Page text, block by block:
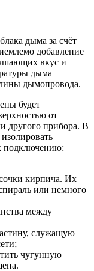
дыма за счёт
добавление
вкус и
дыма
дымопровода.
будет
от
другого прибора. В
подключению:
кирпича. Их
или немного
между
служащую
чугунную